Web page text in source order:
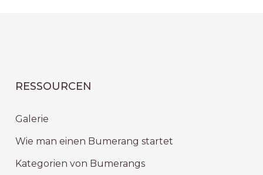
RESSOURCEN
Galerie
Wie man einen Bumerang startet
Kategorien von Bumerangs